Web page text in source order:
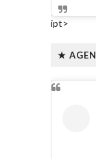
ipt>
★